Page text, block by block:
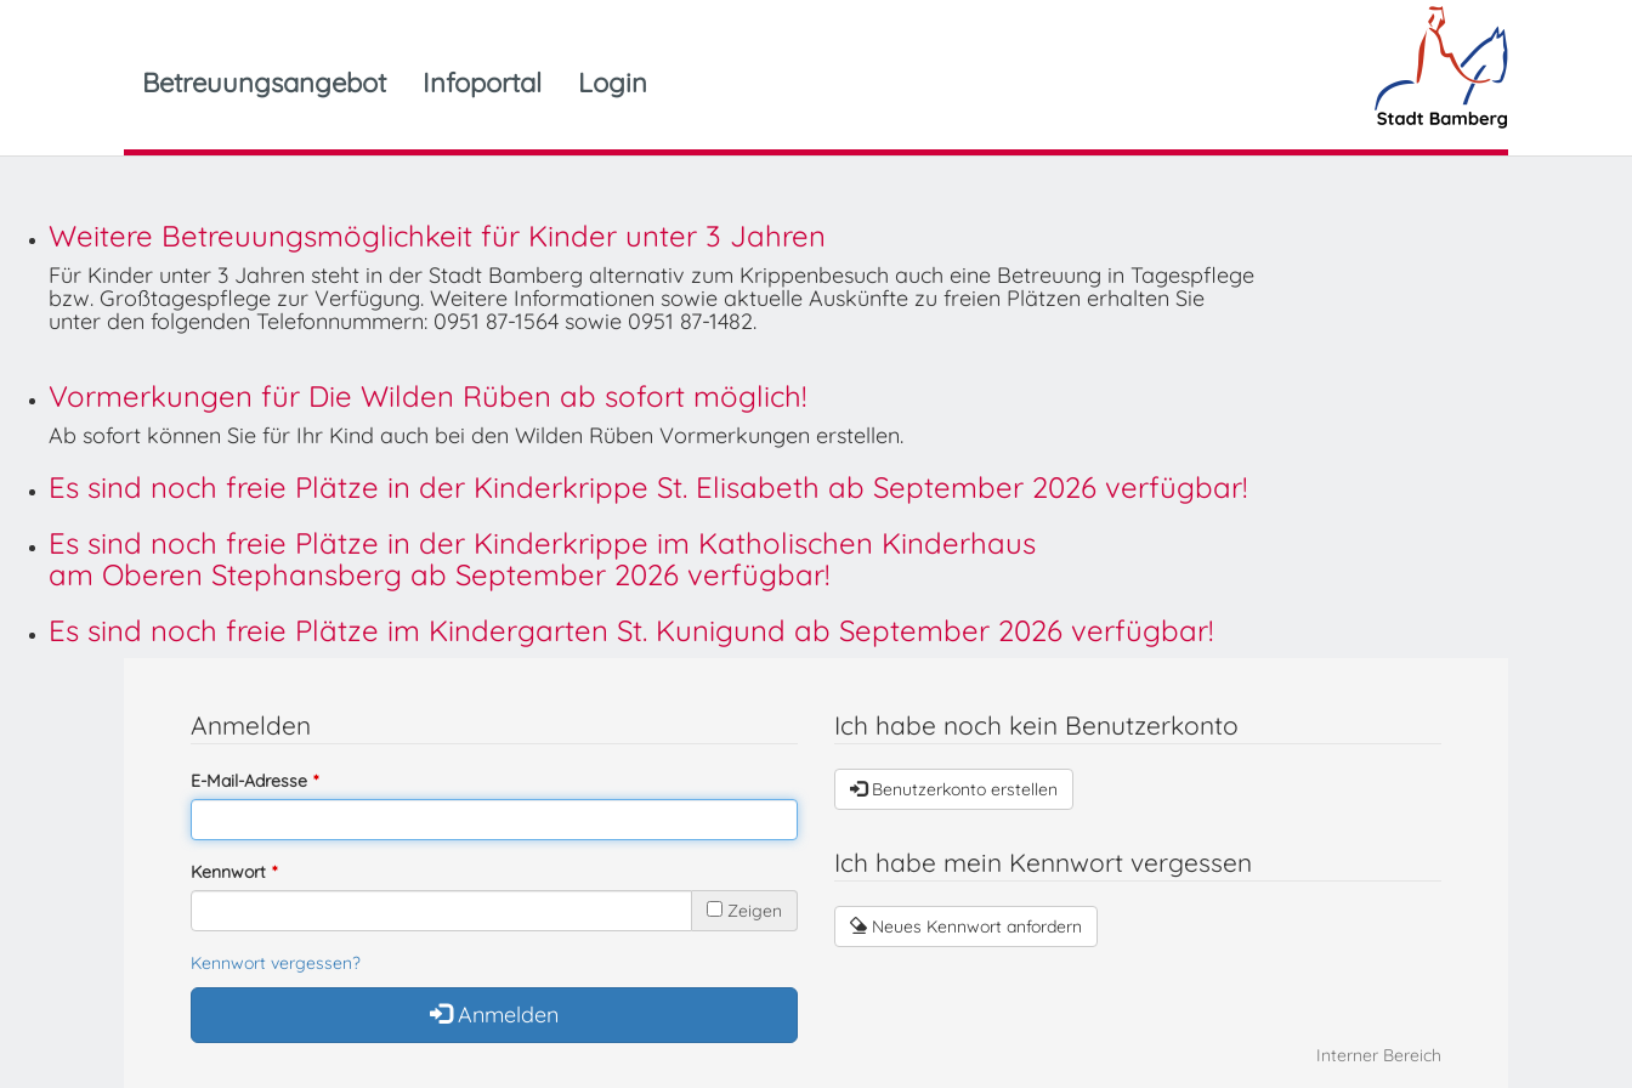
Betreuungsangebot Infoportal Login
Weitere Betreuungsmöglichkeit für Kinder unter 3 Jahren
Für Kinder unter 3 Jahren steht in der Stadt Bamberg alternativ zum Krippenbesuch auch eine Betreuung in Tagespflege
bzw. Großtagespflege zur Verfügung. Weitere Informationen sowie aktuelle Auskünfte zu freien Plätzen erhalten Sie
unter den folgenden Telefonnummern: 0951 87-1564 sowie 0951 87-1482.
Vormerkungen für Die Wilden Rüben ab sofort möglich!
Ab sofort können Sie für Ihr Kind auch bei den Wilden Rüben Vormerkungen erstellen.
Es sind noch freie Plätze in der Kinderkrippe St. Elisabeth ab September 2026 verfügbar!
Es sind noch freie Plätze in der Kinderkrippe im Katholischen Kinderhaus
am Oberen Stephansberg ab September 2026 verfügbar!
Es sind noch freie Plätze im Kindergarten St. Kunigund ab September 2026 verfügbar!
Anmelden
E-Mail-Adresse
Kennwort
Zeigen
Kennwort vergessen?
Anmelden
Ich habe noch kein Benutzerkonto
Benutzerkonto erstellen
Ich habe mein Kennwort vergessen
Neues Kennwort anfordern
Interner Bereich